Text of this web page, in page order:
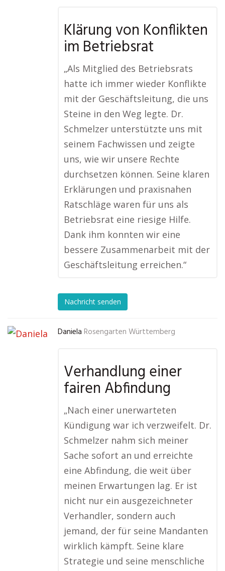
Klärung von Konflikten
im Betriebsrat
„Als Mitglied des Betriebsrats
hatte ich immer wieder Konflikte
mit der Geschäftsleitung, die uns
Steine in den Weg legte. Dr.
Schmelzer unterstützte uns mit
seinem Fachwissen und zeigte
uns, wie wir unsere Rechte
durchsetzen können. Seine klaren
Erklärungen und praxisnahen
Ratschläge waren für uns als
Betriebsrat eine riesige Hilfe.
Dank ihm konnten wir eine
bessere Zusammenarbeit mit der
Geschäftsleitung erreichen.“
Nachricht senden
Daniela Rosengarten Württemberg
Verhandlung einer
fairen Abfindung
„Nach einer unerwarteten
Kündigung war ich verzweifelt. Dr.
Schmelzer nahm sich meiner
Sache sofort an und erreichte
eine Abfindung, die weit über
meinen Erwartungen lag. Er ist
nicht nur ein ausgezeichneter
Verhandler, sondern auch
jemand, der für seine Mandanten
wirklich kämpft. Seine klare
Strategie und seine menschliche